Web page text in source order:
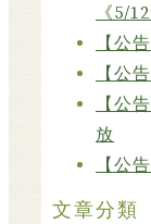
《5/
【公
【公
【公
放
【公
文章分類